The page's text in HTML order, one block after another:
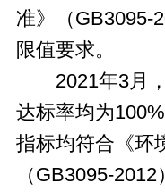
准》（GB3095-
限值要求。
2021年3月，
达标率均为
指标均符合《环
（GB3095-